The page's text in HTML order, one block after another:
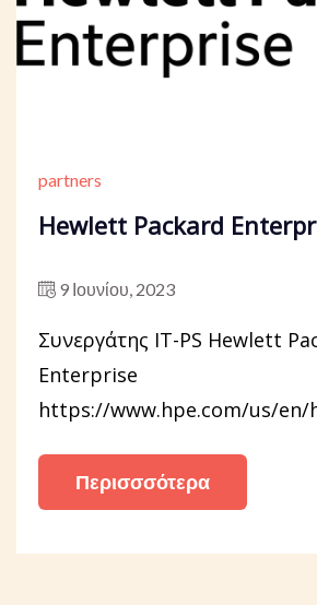
partners
Hewlett Packard
9 Ιουνίου, 2023
Συνεργάτης IT-PS Hewlett
Enterprise
https://www.hpe.com/us/en/
Περισσσότερα